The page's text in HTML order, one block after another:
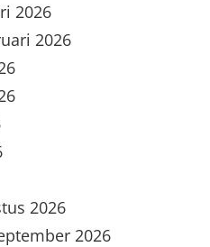
2026
2026
2026
2026